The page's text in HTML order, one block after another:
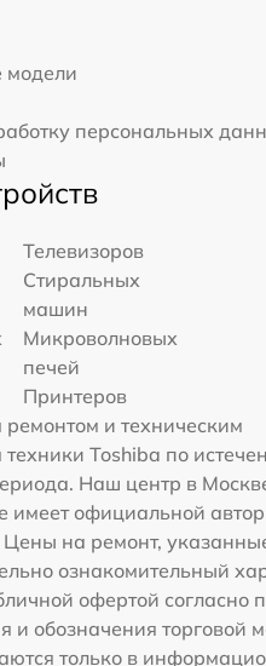
модели
персональных
Телевизоров
Стиральных
машин
Микроволновых
печей
Принтеров
и техническим
Toshiba по
Наш центр в
имеет официальной
Цены на ремонт,
ознакомительный
офертой согласно
и обозначения торговой
только в